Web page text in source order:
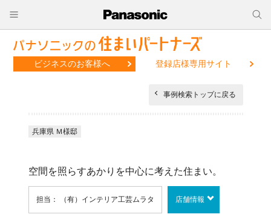
ビジネスのお客様へ 登録店様専用サイト
事例検索トップに戻る
兵庫県 Ｍ様邸
空間を照らすあかりを中心に考えた住まい。
担当： （有）インテリア工芸ムラタ 店舗情報